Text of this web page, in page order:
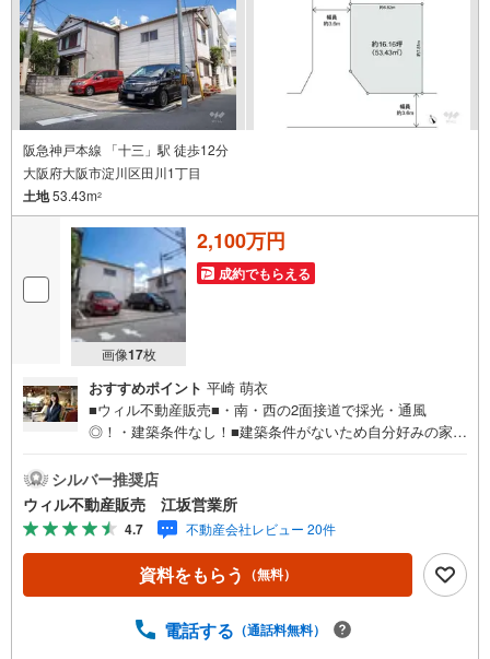
阪急神戸本線 「十三」駅 徒歩12分
大阪府大阪市淀川区田川1丁目
土地53.43m2
画像17枚
2,100万円
成約でもらえる
おすすめポイント 平崎 萌衣
■ウィル不動産販売■・南・西の2面接道で採光・通風
◎！・建築条件なし！■建築条件がないため自分好みの家作
歩圏内で都心アクセス便利！■淀川にほど近き住環境、散策
も楽しめる立地！■『十三公園』まで徒歩6分！春は桜のあ
る暮らしを満喫！■各教育施設が徒歩10分ほど！子どもの
成長を見守れる住まい！■平坦地で自転車やベビーカーも安
心の住環境！毎日の移動が快適！■スーパー・ドラッグスト
アが近く、毎日のお買い物もラクラク！・「あいあいドラ
分！・「ファミリーマート 淀川田川店」まで徒歩5分！■敷
シルバー推奨店
ウィル不動産販売 江坂営業所
4.7 不動産会社レビュー 20件
資料をもらう （無料）
電話する （通話料無料）